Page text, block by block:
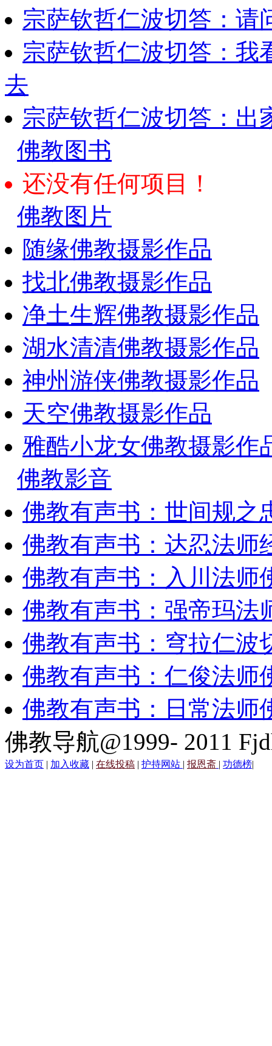
宗萨钦哲仁波切答：请
宗萨钦哲仁波切答：我
去
宗萨钦哲仁波切答：出
佛教图书
还没有任何项目！
佛教图片
随缘佛教摄影作品
找北佛教摄影作品
净土生辉佛教摄影作品
湖水清清佛教摄影作品
神州游侠佛教摄影作品
天空佛教摄影作品
雅酷小龙女佛教摄影作
佛教影音
佛教有声书：世间规
佛教有声书：达忍法师
佛教有声书：入川法师
佛教有声书：强帝玛法
佛教有声书：穹拉仁波
佛教有声书：仁俊法师
佛教有声书：日常法师
佛教导航@1999- 2011
设为首页 | 加入收藏 | 在线投稿 | 护持网站 | 报恩斋 | 功德榜|